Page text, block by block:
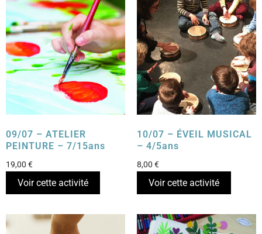
09/07 – ATELIER
PEINTURE – 7/15ans
19,00 €
Voir cette activité
10/07 – ÉVEIL MUSICAL
– 4/5ans
8,00 €
Voir cette activité